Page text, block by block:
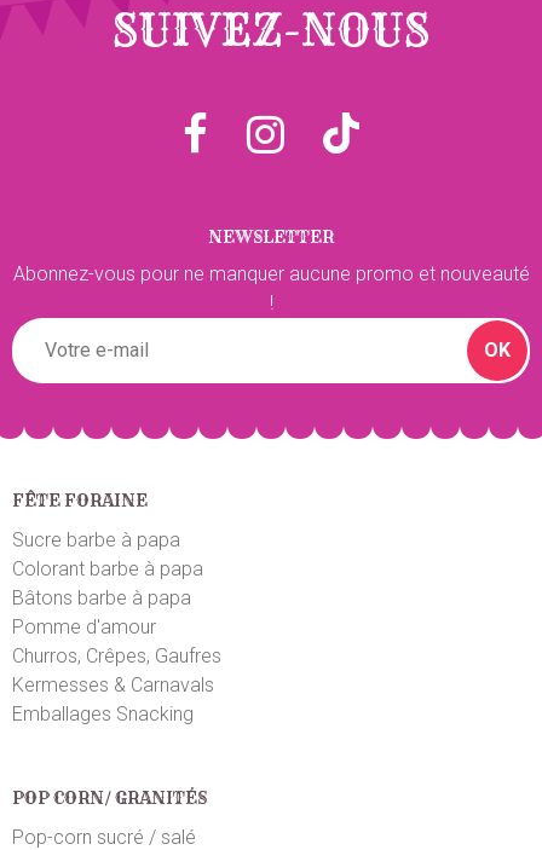
SUIVEZ-NOUS
NEWSLETTER
Abonnez-vous pour ne manquer aucune promo et nouveauté
!
OK
FÊTE FORAINE
Sucre barbe à papa
Colorant barbe à papa
Bâtons barbe à papa
Pomme d'amour
Churros, Crêpes, Gaufres
Kermesses & Carnavals
Emballages Snacking
POP CORN/ GRANITÉS
Pop-corn sucré / salé